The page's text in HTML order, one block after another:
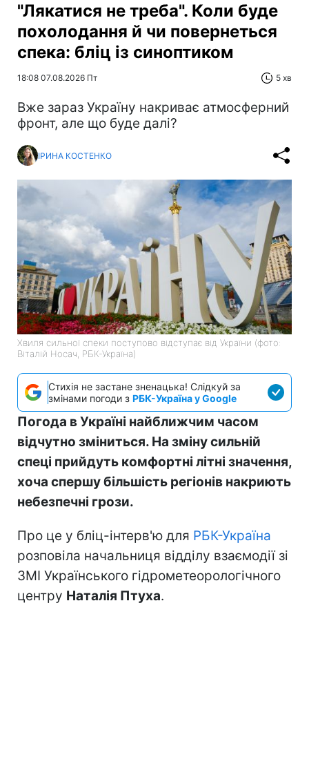
"Лякатися не треба". Коли буде
похолодання й чи повернеться
спека: бліц із синоптиком
18:08 07.08.2026 Пт 5 хв
Вже зараз Україну накриває атмосферний
фронт, але що буде далі?
ІРИНА КОСТЕНКО
Хвиля сильної спеки поступово відступає від України (фото:
Віталій Носач, РБК-Україна)
Стихія не застане зненацька! Слідкуй за
змінами погоди з РБК-Україна у Google
Погода в Україні найближчим часом
відчутно зміниться. На зміну сильній
спеці прийдуть комфортні літні значення,
хоча спершу більшість регіонів накриють
небезпечні грози.
Про це у бліц-інтерв'ю для РБК-Україна
розповіла начальниця відділу взаємодії зі
ЗМІ Українського гідрометеорологічного
центру Наталія Птуха.